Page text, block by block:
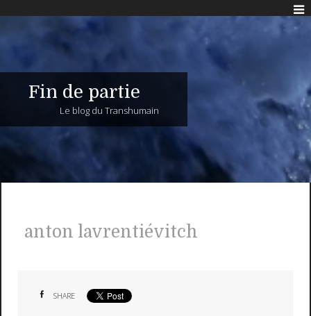
Fin de partie
Le blog du Transhumain
anton lavrentiévitch
SHARE